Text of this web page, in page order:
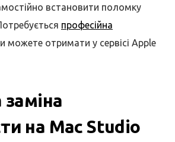
встановити поломку
професійна
можете отримати у сервісі Apple
на Mac Studio